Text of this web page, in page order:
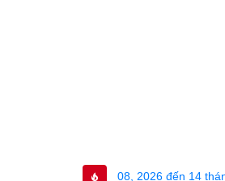
đến 14 tháng 08, 2026 • Bi